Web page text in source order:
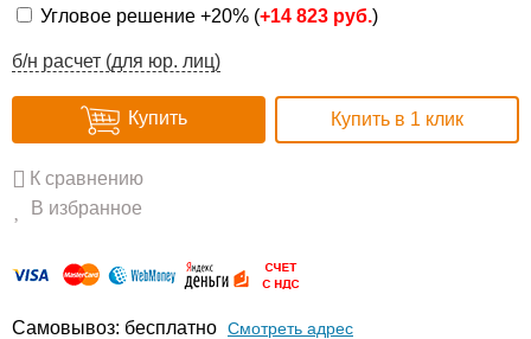
Угловое решение +20% (+14 823 руб.)
б/н расчет (для юр. лиц)
Купить Купить в 1 клик
К сравнению
В избранное
Самовывоз: бесплатно Смотреть адрес